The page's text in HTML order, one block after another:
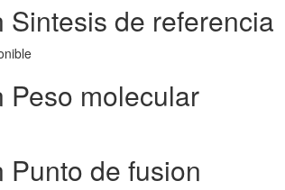
Sintesis de referencia
Peso molecular
Punto de fusion